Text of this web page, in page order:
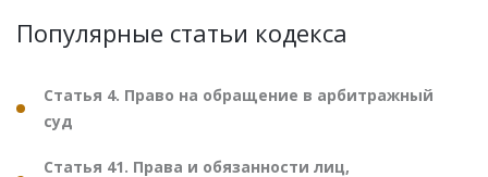
Популярные статьи кодекса
Статья 4. Право на обращение в арбитражный
суд
Статья 41. Права и обязанности лиц,